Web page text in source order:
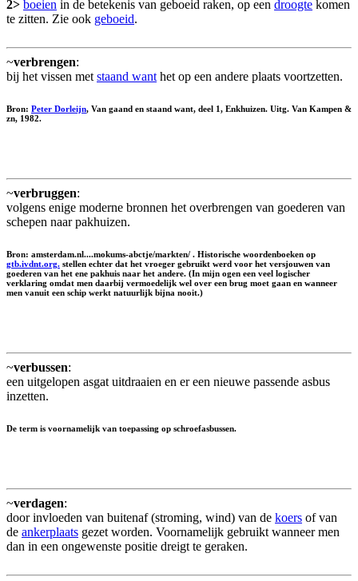
2> boeien in de betekenis van geboeid raken, op een droogte komen
te zitten. Zie ook geboeid.
~verbrengen:
bij het vissen met staand want het op een andere plaats voortzetten.
Bron: Peter Dorleijn, Van gaand en staand want, deel 1, Enkhuizen. Uitg. Van Kampen &
zn, 1982.
~verbruggen:
volgens enige moderne bronnen het overbrengen van goederen van
schepen naar pakhuizen.
Bron: amsterdam.nl....mokums-abctje/markten/ . Historische woordenboeken op
gtb.ivdnt.org. stellen echter dat het vroeger gebruikt werd voor het versjouwen van
goederen van het ene pakhuis naar het andere. (In mijn ogen een veel logischer
verklaring omdat men daarbij vermoedelijk wel over een brug moet gaan en wanneer
men vanuit een schip werkt natuurlijk bijna nooit.)
~verbussen:
een uitgelopen asgat uitdraaien en er een nieuwe passende asbus
inzetten.
De term is voornamelijk van toepassing op schroefasbussen.
~verdagen:
door invloeden van buitenaf (stroming, wind) van de koers of van
de ankerplaats gezet worden. Voornamelijk gebruikt wanneer men
dan in een ongewenste positie dreigt te geraken.